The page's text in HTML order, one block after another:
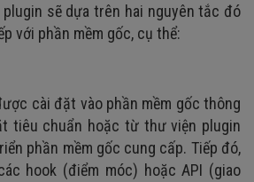
sẽ dựa trên hai nguyên tắc đó
với phần mềm gốc, cụ thể:
cài đặt vào phần mềm gốc thông
tiêu chuẩn hoặc từ thư viện plugin
phần mềm gốc cung cấp. Tiếp đó,
hook (điểm móc) hoặc API (giao